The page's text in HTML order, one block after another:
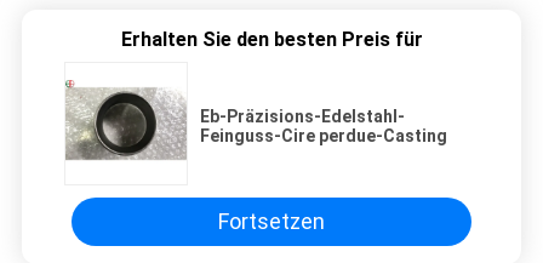
Erhalten Sie den besten Preis für
Eb-Präzisions-Edelstahl-
Feinguss-Cire perdue-Casting
Fortsetzen